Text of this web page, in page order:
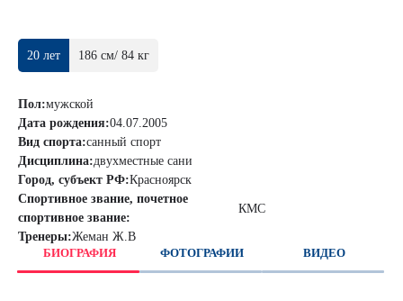
20 лет 186 см/ 84 кг
Пол:мужской
Дата рождения:04.07.2005
Вид спорта:санный спорт
Дисциплина:двухместные сани
Город, субъект РФ:Красноярск
Спортивное звание, почетное
спортивное звание:
КМС
Тренеры:Жеман Ж.В
БИОГРАФИЯ
ФОТОГРАФИИ ВИДЕО